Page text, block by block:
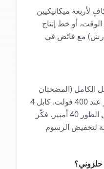
لأربعة ميكانيكيين
أو خط إنتاج
رش) مع فائض في
الكامل (المضختان
معًا)، نحو 30 أمبير لكل طور عند 400 فولت. كابل 4
× 10 مم² نحاس، قاطع ثلاثي الطور 40 أمبير. فكّر
لتخفيض الرسوم